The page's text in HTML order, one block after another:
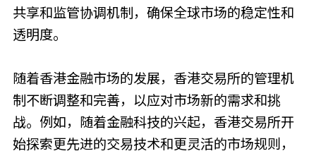
共享和监管协调机制，确保全球市场的稳定性和
透明度。
随着香港金融市场的发展，香港交易所的管理机
制不断调整和完善，以应对市场新的需求和挑
战。例如，随着金融科技的兴起，香港交易所开
始探索更先进的交易技术和更灵活的市场规则，